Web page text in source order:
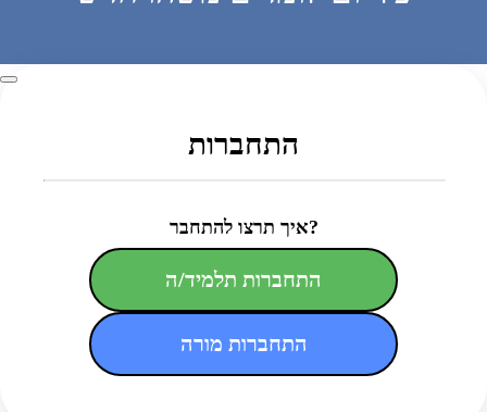
התחברות
איך תרצו להתחבר?
התחברות תלמיד/ה
התחברות מורה